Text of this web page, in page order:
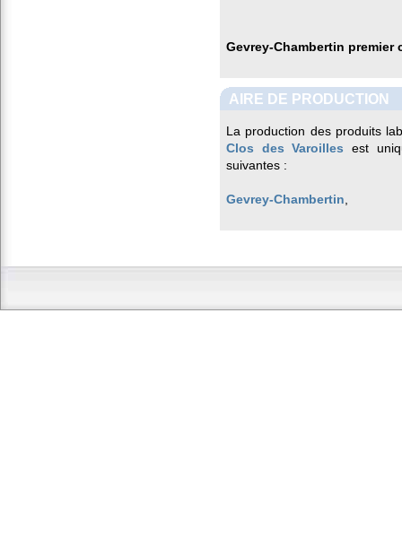
Gevrey-Chambertin premier
AIRE DE PRODUCTION
La production des produits
Clos des Varoilles est
suivantes :
Gevrey-Chambertin